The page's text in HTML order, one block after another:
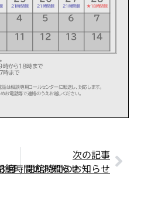
時間のお知らせ
次の記事
月 閉館時間のお知らせ